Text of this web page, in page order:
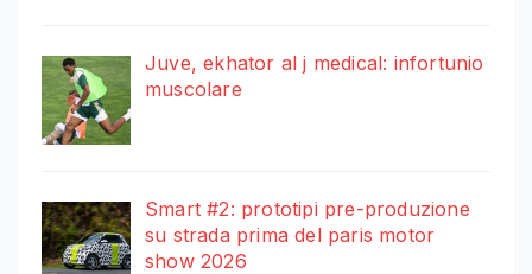
Juve, ekhator al j medical: infortunio
muscolare
Smart #2: prototipi pre-produzione
su strada prima del paris motor
show 2026